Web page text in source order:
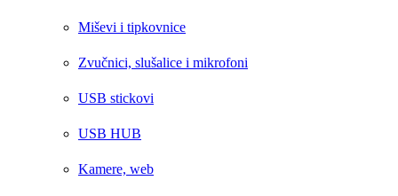
Miševi i tipkovnice
Zvučnici, slušalice i mikrofoni
USB stickovi
USB HUB
Kamere, web